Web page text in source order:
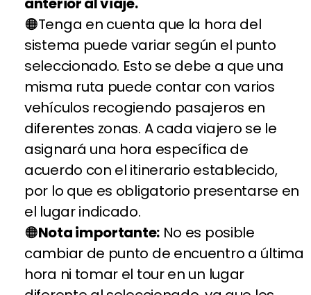
Tenga en cuenta que la hora del
sistema puede variar según el punto
seleccionado. Esto se debe a que una
misma ruta puede contar con varios
vehículos recogiendo pasajeros en
diferentes zonas. A cada viajero se le
asignará una hora específica de
acuerdo con el itinerario establecido,
por lo que es obligatorio presentarse en
el lugar indicado.
Nota importante:No es posible
cambiar de punto de encuentro a última
hora ni tomar el tour en un lugar